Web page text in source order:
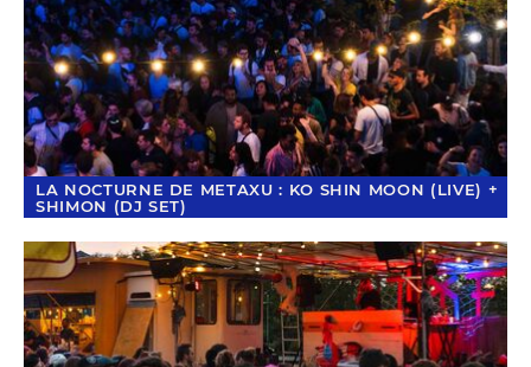
LA NOCTURNE DE METAXU : KO SHIN MOON (LIVE) +
SHIMON (DJ SET)